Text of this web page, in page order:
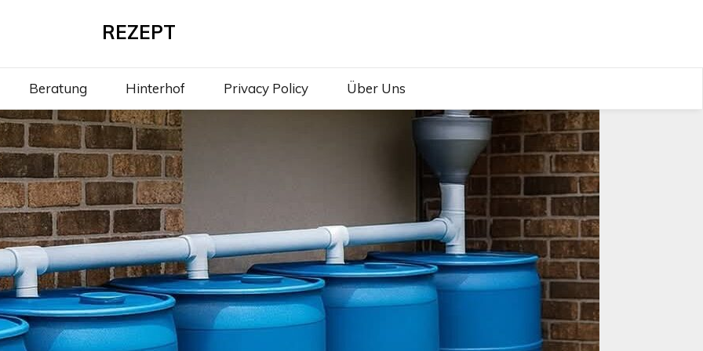
REZEPT
Beratung Hinterhof Privacy Policy Über Uns